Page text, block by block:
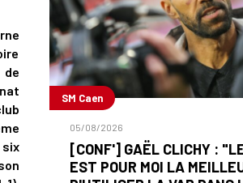
de
six
SM Caen
05/08/2026
[CONF'] GAËL CLICHY :
EST POUR MOI LA